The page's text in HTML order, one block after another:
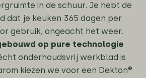
in de schuur. Je hebt de
dat je keuken 365 dagen per
gebruik, ongeacht het weer.
op pure technologie
onderhoudsvrij werkblad is
kiezen we voor een Dekton®